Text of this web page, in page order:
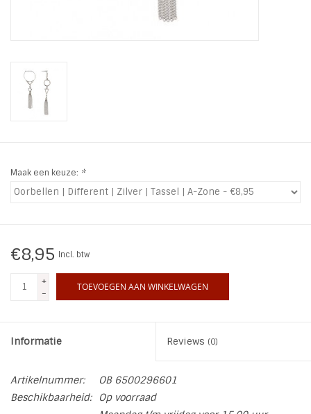
LIFESTYLE PRODUCTEN
SALE
Maak een keuze: *
€8,95 Incl. btw
+
-
TOEVOEGEN AAN WINKELWAGEN
Informatie Reviews (0)
Artikelnummer:
OB 6500296601
Beschikbaarheid:
Op voorraad